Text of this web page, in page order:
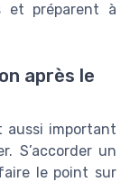
et préparent à
après le
aussi important
S’accorder un
le point sur